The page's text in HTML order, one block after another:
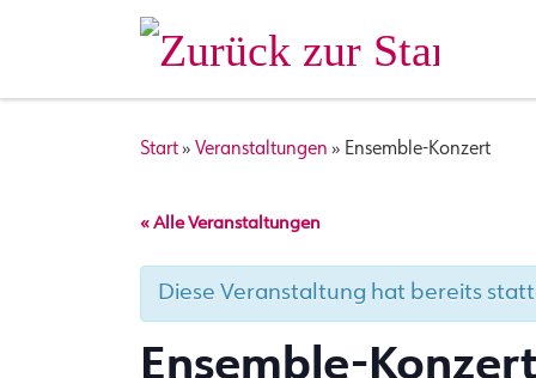
Zum Inhalt springen
Start » Veranstaltungen » Ensemble-Konzert
« Alle Veranstaltungen
Diese Veranstaltung hat bereits
Ensemble-Konzert